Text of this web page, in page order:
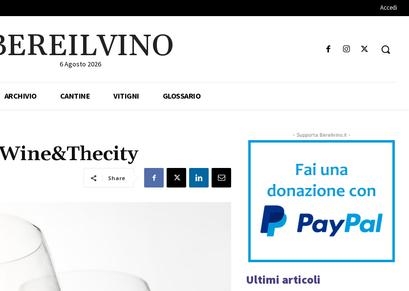
Accedi
6 Agosto 2026
ARCHIVIO CANTINE VITIGNI GLOSSARIO
Share
- Supporta Bereilvino.it -
Ultimi articoli